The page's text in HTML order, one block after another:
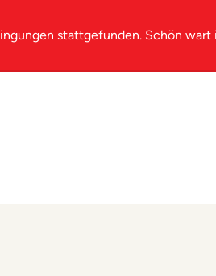
stattgefunden. Schön wart